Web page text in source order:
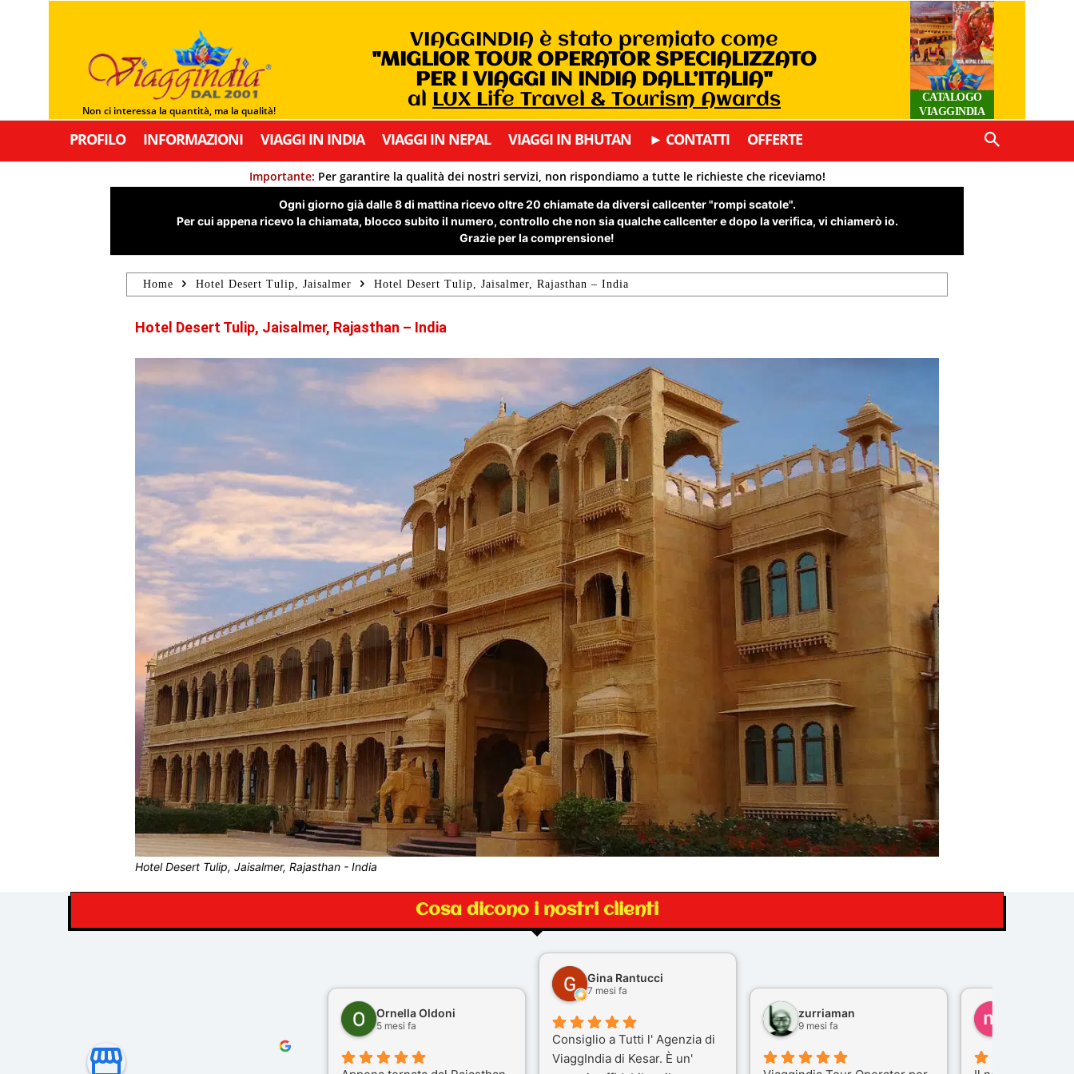
Non ci interessa la quantità, ma la qualità!
VIAGGINDIA è stato premiato come
"MIGLIOR TOUR OPERATOR SPECIALIZZATO
PER I VIAGGI IN INDIA DALL’ITALIA"
al LUX Life Travel & Tourism Awards
CATALOGO
VIAGGINDIA
PROFILO INFORMAZIONI VIAGGI IN INDIA VIAGGI IN NEPAL VIAGGI IN BHUTAN ► CONTATTI OFFERTE
Importante: Per garantire la qualità dei nostri servizi, non rispondiamo a tutte le richieste che riceviamo!
Ogni giorno già dalle 8 di mattina ricevo oltre 20 chiamate da diversi callcenter "rompi scatole".
Per cui appena ricevo la chiamata, blocco subito il numero, controllo che non sia qualche callcenter e dopo la verifica, vi chiamerò io.
Grazie per la comprensione!
Home Hotel Desert Tulip, Jaisalmer Hotel Desert Tulip, Jaisalmer, Rajasthan – India
Hotel Desert Tulip, Jaisalmer, Rajasthan – India
Hotel Desert Tulip, Jaisalmer, Rajasthan - India
Cosa dicono i nostri clienti
Ornella Oldoni
5 mesi fa
Gina Rantucci
7 mesi fa
Consiglio a Tutti l' Agenzia di
ViaggIndia di Kesar. È un'
zurriaman
9 mesi fa